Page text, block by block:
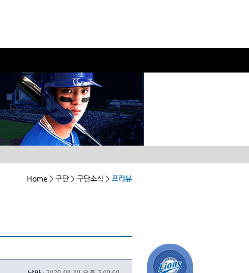
Home > 구단 > 구단소식 > 프리뷰